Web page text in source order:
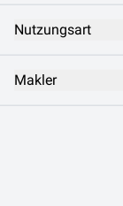
Nutzungsart
Makler